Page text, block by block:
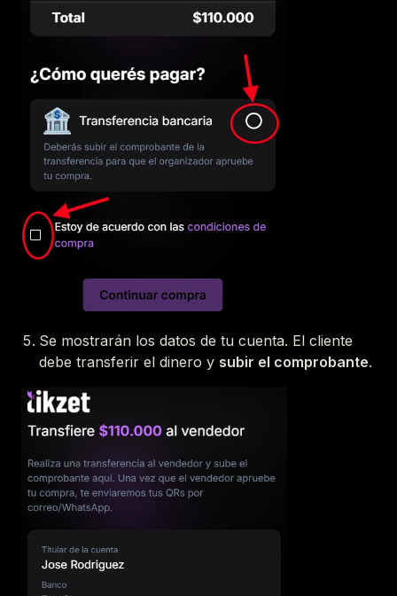
Se mostrarán los datos de tu cuenta. El cliente
debe transferir el dinero y subir el comprobante.